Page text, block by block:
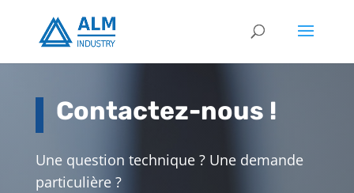
Contactez-nous !
Une question technique ? Une demande
particulière ?